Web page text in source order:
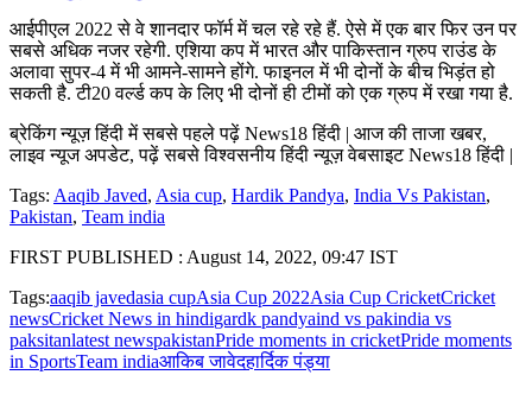
आईपीएल 2022 से वे शानदार फॉर्म में चल रहे रहे हैं. ऐसे में एक बार फिर उन पर
सबसे अधिक नजर रहेगी. एशिया कप में भारत और पाकिस्तान ग्रुप राउंड के
अलावा सुपर-4 में भी आमने-सामने होंगे. फाइनल में भी दोनों के बीच भिड़ंत हो
सकती है. टी20 वर्ल्ड कप के लिए भी दोनों ही टीमों को एक ग्रुप में रखा गया है.
ब्रेकिंग न्यूज़ हिंदी में सबसे पहले पढ़ें News18 हिंदी | आज की ताजा खबर,
लाइव न्यूज अपडेट, पढ़ें सबसे विश्वसनीय हिंदी न्यूज़ वेबसाइट News18 हिंदी |
Tags: Aaqib Javed, Asia cup, Hardik Pandya, India Vs Pakistan,
Pakistan, Team india
FIRST PUBLISHED : August 14, 2022, 09:47 IST
Tags:aaqib javedasia cupAsia Cup 2022Asia Cup CricketCricket
newsCricket News in hindigardk pandyaind vs pakindia vs
paksitanlatest newspakistanPride moments in cricketPride moments
in SportsTeam indiaआकिब जावेदहार्दिक पंड्या